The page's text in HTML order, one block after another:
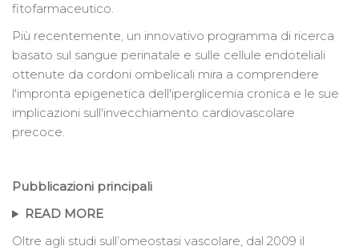
fitofarmaceutico.
Più recentemente, un innovativo programma di ricerca
basato sul sangue perinatale e sulle cellule endoteliali
ottenute da cordoni ombelicali mira a comprendere
l'impronta epigenetica dell'iperglicemia cronica e le sue
implicazioni sull'invecchiamento cardiovascolare
precoce.
Pubblicazioni principali
READ MORE
Oltre agli studi sull’omeostasi vascolare, dal 2009 il